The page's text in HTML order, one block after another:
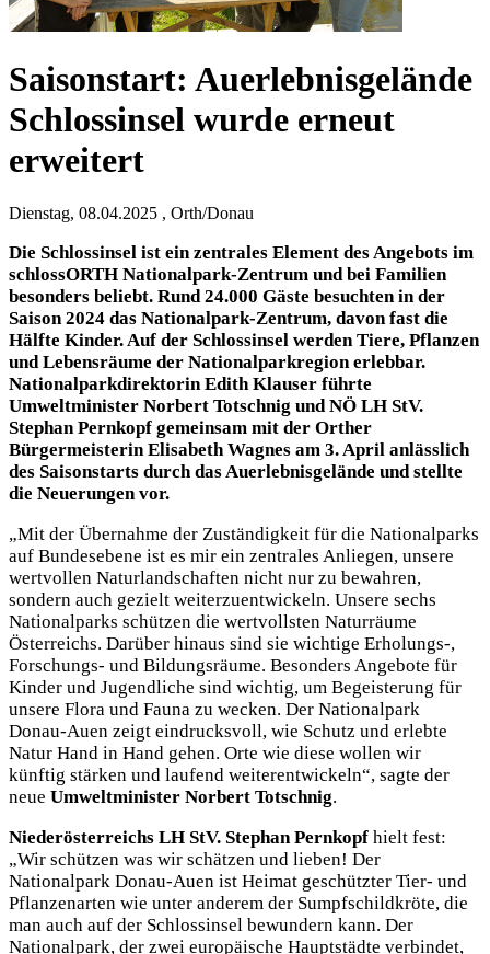
Saisonstart: Auerlebnisgelände
Schlossinsel wurde erneut
erweitert
Dienstag, 08.04.2025 , Orth/Donau
Die Schlossinsel ist ein zentrales Element des Angebots im
schlossORTH Nationalpark-Zentrum und bei Familien
besonders beliebt. Rund 24.000 Gäste besuchten in der
Saison 2024 das Nationalpark-Zentrum, davon fast die
Hälfte Kinder. Auf der Schlossinsel werden Tiere, Pflanzen
und Lebensräume der Nationalparkregion erlebbar.
Nationalparkdirektorin Edith Klauser führte
Umweltminister Norbert Totschnig und NÖ LH StV.
Stephan Pernkopf gemeinsam mit der Orther
Bürgermeisterin Elisabeth Wagnes am 3. April anlässlich
des Saisonstarts durch das Auerlebnisgelände und stellte
die Neuerungen vor.
„Mit der Übernahme der Zuständigkeit für die Nationalparks
auf Bundesebene ist es mir ein zentrales Anliegen, unsere
wertvollen Naturlandschaften nicht nur zu bewahren,
sondern auch gezielt weiterzuentwickeln. Unsere sechs
Nationalparks schützen die wertvollsten Naturräume
Österreichs. Darüber hinaus sind sie wichtige Erholungs-,
Forschungs- und Bildungsräume. Besonders Angebote für
Kinder und Jugendliche sind wichtig, um Begeisterung für
unsere Flora und Fauna zu wecken. Der Nationalpark
Donau-Auen zeigt eindrucksvoll, wie Schutz und erlebte
Natur Hand in Hand gehen. Orte wie diese wollen wir
künftig stärken und laufend weiterentwickeln“, sagte der
neue Umweltminister Norbert Totschnig.
Niederösterreichs LH StV. Stephan Pernkopf hielt fest:
„Wir schützen was wir schätzen und lieben! Der
Nationalpark Donau-Auen ist Heimat geschützter Tier- und
Pflanzenarten wie unter anderem der Sumpfschildkröte, die
man auch auf der Schlossinsel bewundern kann. Der
Nationalpark, der zwei europäische Hauptstädte verbindet,